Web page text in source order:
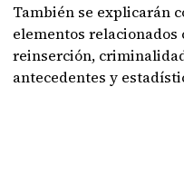
También se explicarán
elementos
reinserción,
antecedentes y